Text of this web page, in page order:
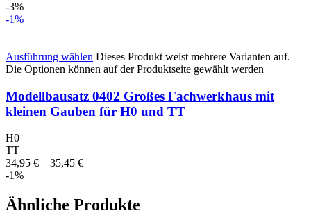
-3%
-1%
Ausführung wählen Dieses Produkt weist mehrere Varianten auf.
Die Optionen können auf der Produktseite gewählt werden
Modellbausatz 0402 Großes Fachwerkhaus mit
kleinen Gauben für H0 und TT
H0
TT
34,95 € – 35,45 €
-1%
Ähnliche Produkte